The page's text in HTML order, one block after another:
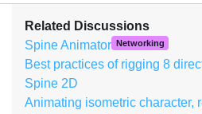
Related Discussions
Spine Animator Networking
Best practices of rigging 8
Spine 2D
Animating isometric character,